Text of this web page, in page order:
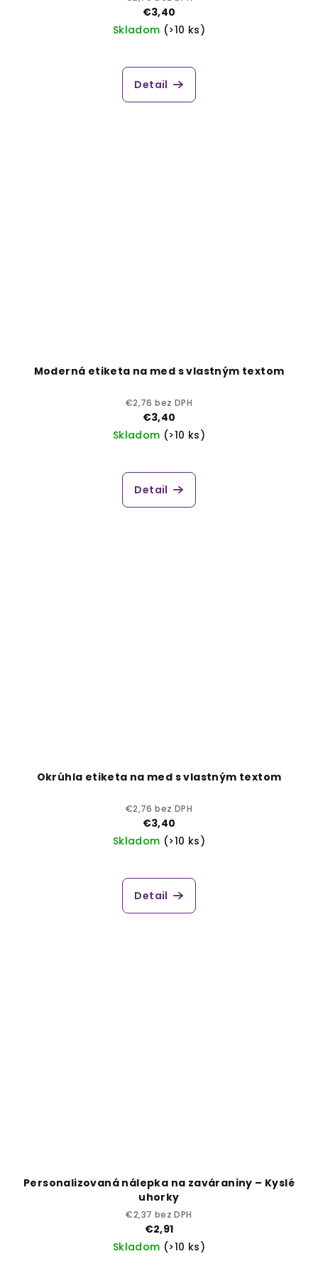
€3,40
Skladom (>10 ks)
Detail
Moderná etiketa na med s vlastným textom
€2,76 bez DPH
€3,40
Skladom (>10 ks)
Detail
Okrúhla etiketa na med s vlastným textom
€2,76 bez DPH
€3,40
Skladom (>10 ks)
Detail
Personalizovaná nálepka na zaváraniny – Kyslé
uhorky
€2,37 bez DPH
€2,91
Skladom (>10 ks)